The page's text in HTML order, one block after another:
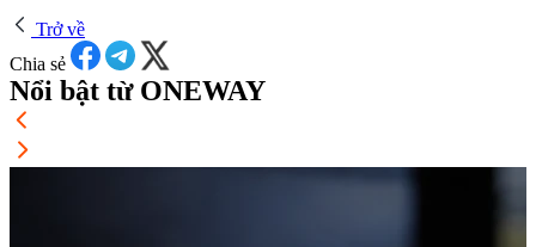
Trở về
Chia sẻ
Nổi bật từ ONEWAY